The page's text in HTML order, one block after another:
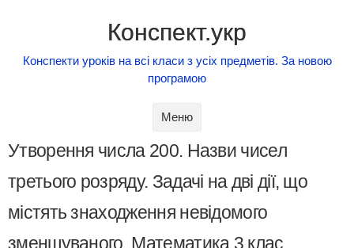
Конспект.укр
Конспекти уроків на всі класи з усіх предметів. За новою
програмою
Меню
Утворення числа 200. Назви чисел
третього розряду. Задачі на дві дії, що
містять знаходження невідомого
зменшуваного. Математика 3 клас